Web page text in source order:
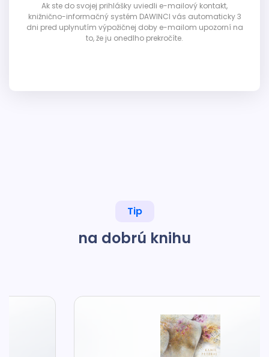
Ak ste do svojej prihlášky uviedli e-mailový kontakt,
knižnično-informačný systém DAWINCI vás automaticky 3
dni pred uplynutím výpožičnej doby e-mailom upozorní na
to, že ju onedlho prekročíte.
Tip
na dobrú knihu